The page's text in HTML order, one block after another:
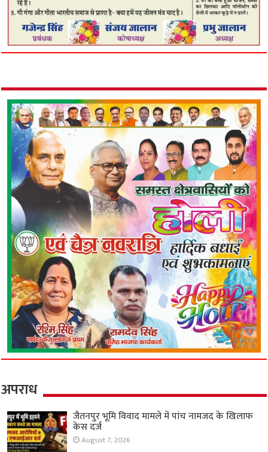
अपराध
जैतनपुर भूमि विवाद मामले में पांच नामजद के खिलाफ
केस दर्ज
August 7, 2026